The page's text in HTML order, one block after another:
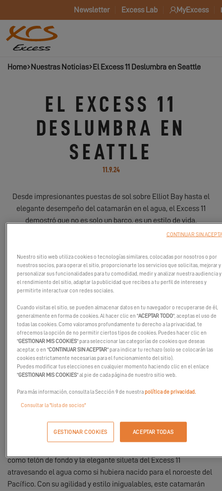
Newsletter Excess Lab MyExcess
Home Nuestras Noticias El Excess 11 Deslumbra en Seattle
EL EXCESS 11
DESLUMBRA EN
SEATTLE
11.9.24
Desde impresionantes puestas de sol sobre Elliot Bay hasta el
elegante desempeño del catamarán en el agua, el Excess 11
demostró que no es solo un barco, es un estilo de vida.
nuestra última sesión de fotos con
Excess 11en Seattle,
Washington, fue uno de ellos. Atardeceres dorados tornados en
como telón de fondo y la elegante silueta del Excess 11
atravesando el agua como si hubiera nacido para el noroeste del
Pacífico. Con su agilidad y estilo inigualables, este catamarán
Nuestro sitio web utiliza cookies o tecnologías similares, colocadas por nosotros o por
nuestros socios, para operar el sitio, proporcionarte los servicios que solicitas, mejorar y
personalizar sus funcionalidades para tu comodidad, medir y analizar nuestra audiencia y
el rendimiento del sitio, adaptar la publicidad que recibes a tu perfil de intereses y
permitirte interactuar con redes sociales.
Cuando visitas el sitio, se pueden almacenar datos en tu navegador o recuperarse de él,
generalmente en forma de cookies. Al hacer clic en "ACEPTAR TODO", aceptas el uso de
todas las cookies. Como valoramos profundamente tu derecho a la privacidad, te
ofrecemos la opción de no permitir ciertos tipos de cookies. Puedes hacer clic en
"GESTIONAR MIS COOKIES" para seleccionar las categorías de cookies que deseas
aceptar, o en "CONTINUAR SIN ACEPTAR" para indicar tu rechazo (solo se colocarán las
cookies estrictamente necesarias para el funcionamiento del sitio).
Puedes modificar tus elecciones en cualquier momento haciendo clic en el enlace
"GESTIONAR MIS COOKIES" al pie de cada página de nuestro sitio web.
Para más información, consulta la Sección 9 de nuestrapolítica de privacidad.
Consultar la "lista de socios"
GESTIONAR COOKIES ACEPTAR TODAS
CONTINUAR SIN